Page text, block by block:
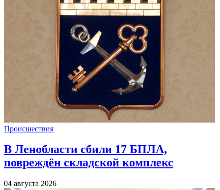
Происшествия
В Ленобласти сбили 17 БПЛА,
повреждён складской комплекс
04 августа 2026